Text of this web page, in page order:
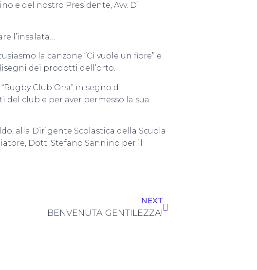
e del nostro Presidente, Avv. Di
l’insalata…
la canzone “Ci vuole un fiore” e
dei prodotti dell’orto.
Club Orsi” in segno di
club e per aver permesso la sua
alla Dirigente Scolastica della Scuola
Dott. Stefano Sannino per il
NEXT
BENVENUTA GENTILEZZA!